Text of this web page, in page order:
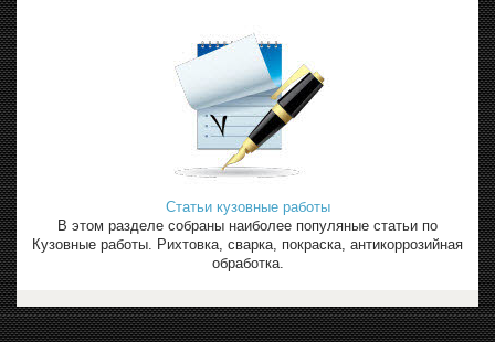
Статьи кузовные работы
В этом разделе собраны наиболее популяные статьи по
Кузовные работы. Рихтовка, сварка, покраска, антикоррозийная
обработка.